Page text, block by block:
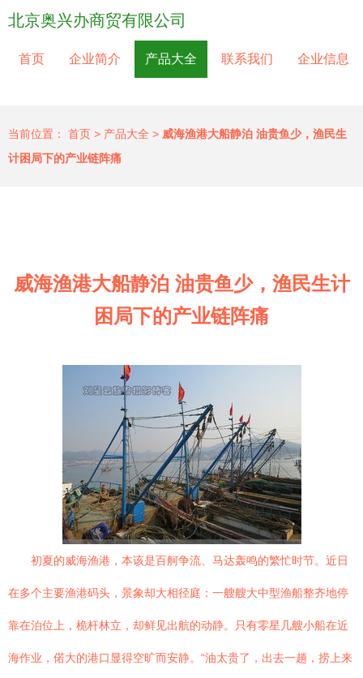
北京奥兴办商贸有限公司
首页 企业简介 产品大全 联系我们 企业信息
当前位置： 首页 > 产品大全 > 威海渔港大船静泊 油贵鱼少，渔民生
计困局下的产业链阵痛
威海渔港大船静泊 油贵鱼少，渔民生计
困局下的产业链阵痛
初夏的威海渔港，本该是百舸争流、马达轰鸣的繁忙时节。近日
在多个主要渔港码头，景象却大相径庭：一艘艘大中型渔船整齐地停
靠在泊位上，桅杆林立，却鲜见出航的动静。只有零星几艘小船在近
海作业，偌大的港口显得空旷而安静。“油太贵了，出去一趟，捞上来